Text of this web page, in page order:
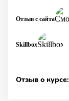
Skillbox
Отзыв с сайта
Отзыв о курсе: